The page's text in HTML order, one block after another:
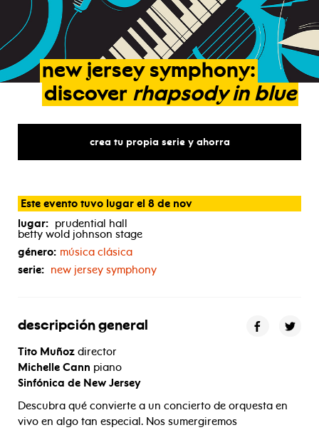
new jersey symphony:
discover rhapsody in blue
crea tu propia serie y ahorra
Este evento tuvo lugar el 8 de nov
lugar: prudential hall
betty wold johnson stage
género: música clásica
serie: new jersey symphony
descripción general
Tito Muñoz director
Michelle Cann piano
Sinfónica de New Jersey
Descubra qué convierte a un concierto de orquesta en
vivo en algo tan especial. Nos sumergiremos